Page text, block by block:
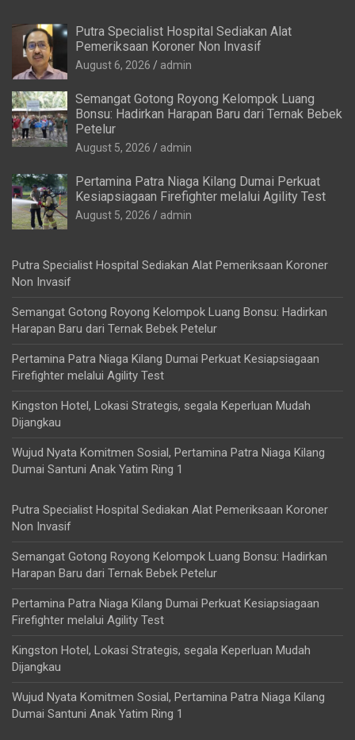
Putra Specialist Hospital Sediakan Alat
Pemeriksaan Koroner Non Invasif
August 6, 2026 admin
Semangat Gotong Royong Kelompok Luang
Bonsu: Hadirkan Harapan Baru dari Ternak Bebek
Petelur
August 5, 2026 admin
Pertamina Patra Niaga Kilang Dumai Perkuat
Kesiapsiagaan Firefighter melalui Agility Test
August 5, 2026 admin
Putra Specialist Hospital Sediakan Alat Pemeriksaan Koroner
Non Invasif
Semangat Gotong Royong Kelompok Luang Bonsu: Hadirkan
Harapan Baru dari Ternak Bebek Petelur
Pertamina Patra Niaga Kilang Dumai Perkuat Kesiapsiagaan
Firefighter melalui Agility Test
Kingston Hotel, Lokasi Strategis, segala Keperluan Mudah
Dijangkau
Wujud Nyata Komitmen Sosial, Pertamina Patra Niaga Kilang
Dumai Santuni Anak Yatim Ring 1
Putra Specialist Hospital Sediakan Alat Pemeriksaan Koroner
Non Invasif
Semangat Gotong Royong Kelompok Luang Bonsu: Hadirkan
Harapan Baru dari Ternak Bebek Petelur
Pertamina Patra Niaga Kilang Dumai Perkuat Kesiapsiagaan
Firefighter melalui Agility Test
Kingston Hotel, Lokasi Strategis, segala Keperluan Mudah
Dijangkau
Wujud Nyata Komitmen Sosial, Pertamina Patra Niaga Kilang
Dumai Santuni Anak Yatim Ring 1